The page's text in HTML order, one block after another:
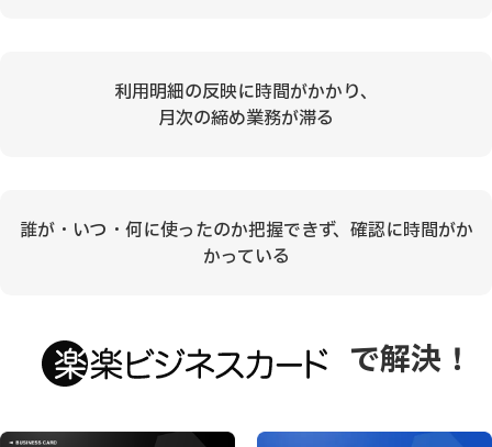
利用明細の反映に時間がかかり、
月次の締め業務が滞る
誰が・いつ・何に使ったのか把握できず、確認に時間がか
かっている
で解決 ！